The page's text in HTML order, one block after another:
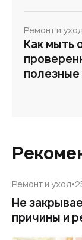
Ремонт и уход
Как мыть
Ремонт и уход
Не
причины и